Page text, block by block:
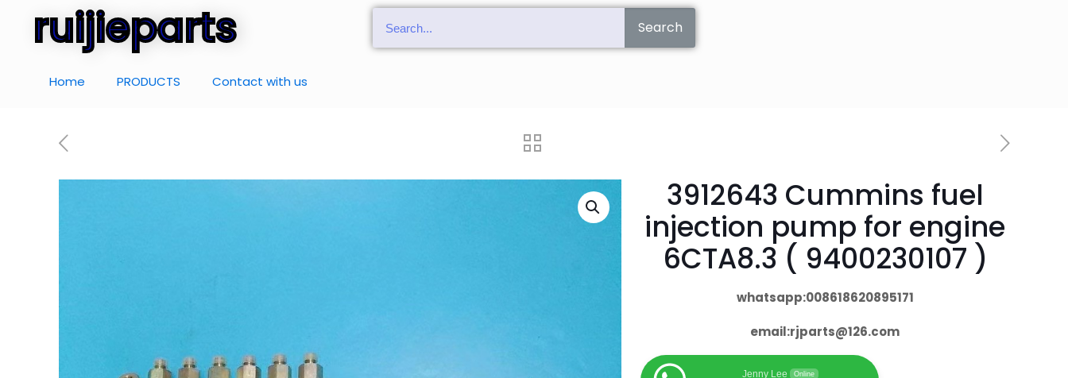
ruijieparts Search
Home PRODUCTS Contact with us
3912643 Cummins fuel
injection pump for engine
6CTA8.3 ( 9400230107 )
whatsapp:008618620895171
email:rjparts@126.com
Jenny Lee Online